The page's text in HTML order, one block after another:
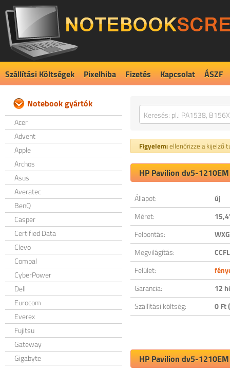
Szállítási Költségek Pixelhiba Fizetés Kapcsolat ÁSZF
Notebook gyártók
Acer
Advent
Apple
Archos
Asus
Averatec
BenQ
Casper
Certified Data
Clevo
Compal
CyberPower
Dell
Eurocom
Everex
Fujitsu
Gateway
Gigabyte
Figyelem:ellenőrizze a kijelző
HP Pavilion dv5-
Állapot:
új
Méret:
Felbontás:
Megvilágítás:
CCFL
Felület:
Garancia:
12
Szállítási költség:
0 Ft
HP Pavilion dv5-